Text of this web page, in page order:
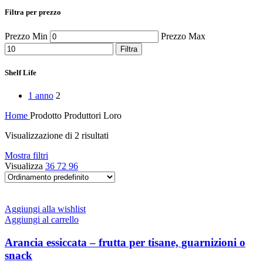
Peperoncino
Prodotti da forno
Rafano
Semi
Sott’oli e conserve
Sughi pronti e passate
Vari
Vino e liquori
Zafferano
Zuppe secche e pronte
Filtra per prezzo
Prezzo Min Prezzo Max
Filtra
Shelf Life
1 anno 2
Home Prodotto Produttori Loro
Visualizzazione di 2 risultati
Mostra filtri
Visualizza 36 72 96
Aggiungi alla wishlist
Aggiungi al carrello
Arancia essiccata – frutta per tisane, guarnizioni o
snack